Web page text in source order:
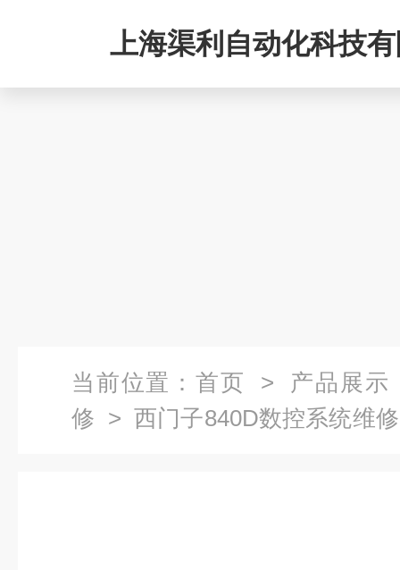
上海渠利自动化科技
当前位置： 首页 > 产品展示
修 > 西门子840D数控系统维修